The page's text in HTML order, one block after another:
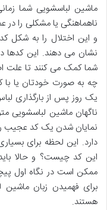
ماشین لباسشویی شما
ناهماهنگی یا مشکلی را
و این اختلال را به
نشان می دهند. این کدها
شما کمک می کنند تا علت
چه به صورت خودتان یا
یک روز پس از بارگذاری
ناگهان ماشین لباسشویی
نمایان شدن یک کد عجیب
دارد. این لحظه برای
این کد چیست؟ و حالا
ممکن است در نگاه اول
برای فهمیدن زبان ماشین
هستند.